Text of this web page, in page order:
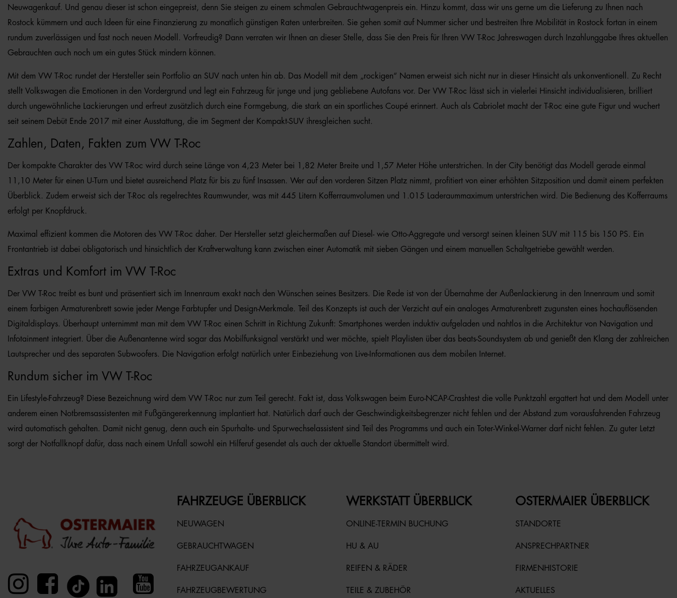
Neuwagenkauf. Und genau dieser ist schon eingepreist, denn Sie steigen zu einem schmalen Gebrauchtwagenpreis ein. Hinzu kommt, dass wir uns gerne um die Lieferung zu Ihnen nach
Rostock kümmern und auch Ideen für eine Finanzierung zu monatlich günstigen Raten unterbreiten. Sie gehen somit auf Nummer sicher und bestreiten Ihre Mobilität in Rostock fortan in einem
rundum zuverlässigen und fast noch neuen Modell. Vorfreudig? Dann verraten wir Ihnen an dieser Stelle, dass Sie den Preis für Ihren VW T-Roc Jahreswagen durch Inzahlunggabe Ihres aktuellen
Gebrauchten auch noch um ein gutes Stück mindern können.
Mit dem VW T-Roc rundet der Hersteller sein Portfolio an SUV nach unten hin ab. Das Modell mit dem „rockigen“ Namen erweist sich nicht nur in dieser Hinsicht als unkonventionell. Zu Recht
stellt Volkswagen die Emotionen in den Vordergrund und legt ein Fahrzeug für junge und jung gebliebene Autofans vor. Der VW T-Roc lässt sich in vielerlei Hinsicht individualisieren, brilliert
durch ungewöhnliche Lackierungen und erfreut zusätzlich durch eine Formgebung, die stark an ein sportliches Coupé erinnert. Auch als Cabriolet macht der T-Roc eine gute Figur und wuchert
seit seinem Debüt Ende 2017 mit einer Ausstattung, die im Segment der Kompakt-SUV ihresgleichen sucht.
Zahlen, Daten, Fakten zum VW T-Roc
Der kompakte Charakter des VW T-Roc wird durch seine Länge von 4,23 Meter bei 1,82 Meter Breite und 1,57 Meter Höhe unterstrichen. In der City benötigt das Modell gerade einmal
11,10 Meter für einen U-Turn und bietet ausreichend Platz für bis zu fünf Insassen. Wer auf den vorderen Sitzen Platz nimmt, profitiert von einer erhöhten Sitzposition und damit einem perfekten
Überblick. Zudem erweist sich der T-Roc als regelrechtes Raumwunder, was mit 445 Litern Kofferraumvolumen und 1.015 Laderaummaximum unterstrichen wird. Die Bedienung des Kofferraums
erfolgt per Knopfdruck.
Maximal effizient kommen die Motoren des VW T-Roc daher. Der Hersteller setzt gleichermaßen auf Diesel- wie Otto-Aggregate und versorgt seinen kleinen SUV mit 115 bis 150 PS. Ein
Frontantrieb ist dabei obligatorisch und hinsichtlich der Kraftverwaltung kann zwischen einer Automatik mit sieben Gängen und einem manuellen Schaltgetriebe gewählt werden.
Extras und Komfort im VW T-Roc
Der VW T-Roc treibt es bunt und präsentiert sich im Innenraum exakt nach den Wünschen seines Besitzers. Die Rede ist von der Übernahme der Außenlackierung in den Innenraum und somit
einem farbigen Armaturenbrett sowie jeder Menge Farbtupfer und Design-Merkmale. Teil des Konzepts ist auch der Verzicht auf ein analoges Armaturenbrett zugunsten eines hochauflösenden
Digitaldisplays. Überhaupt unternimmt man mit dem VW T-Roc einen Schritt in Richtung Zukunft: Smartphones werden induktiv aufgeladen und nahtlos in die Architektur von Navigation und
Infotainment integriert. Über die Außenantenne wird sogar das Mobilfunksignal verstärkt und wer möchte, spielt Playlisten über das beats-Soundsystem ab und genießt den Klang der zahlreichen
Lautsprecher und des separaten Subwoofers. Die Navigation erfolgt natürlich unter Einbeziehung von Live-Informationen aus dem mobilen Internet.
Rundum sicher im VW T-Roc
Ein Lifestyle-Fahrzeug? Diese Bezeichnung wird dem VW T-Roc nur zum Teil gerecht. Fakt ist, dass Volkswagen beim Euro-NCAP-Crashtest die volle Punktzahl ergattert hat und dem Modell unter
anderem einen Notbremsassistenten mit Fußgängererkennung implantiert hat. Natürlich darf auch der Geschwindigkeitsbegrenzer nicht fehlen und der Abstand zum vorausfahrenden Fahrzeug
wird automatisch gehalten. Damit nicht genug, denn auch ein Spurhalte- und Spurwechselassistent sind Teil des Programms und auch ein Toter-Winkel-Warner darf nicht fehlen. Zu guter Letzt
sorgt der Notfallknopf dafür, dass nach einem Unfall sowohl ein Hilferuf gesendet als auch der aktuelle Standort übermittelt wird.
FAHRZEUGE ÜBERBLICK
NEUWAGEN
GEBRAUCHTWAGEN
FAHRZEUGANKAUF
FAHRZEUGBEWERTUNG
WERKSTATT ÜBERBLICK
ONLINE-TERMIN BUCHUNG
HU & AU
REIFEN & RÄDER
TEILE & ZUBEHÖR
OSTERMAIER ÜBERBLICK
STANDORTE
ANSPRECHPARTNER
FIRMENHISTORIE
AKTUELLES